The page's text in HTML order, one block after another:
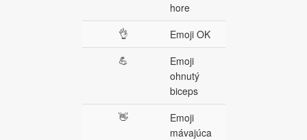
hore
👌
Emoji OK
💪
Emoji
ohnutý
biceps
👋
Emoji
mávajúca